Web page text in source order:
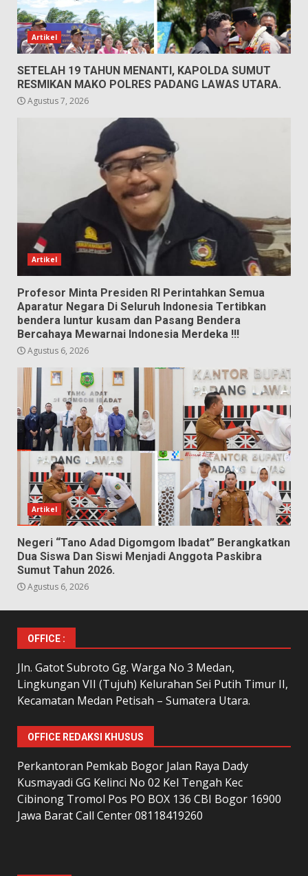
Artikel
SETELAH 19 TAHUN MENANTI, KAPOLDA SUMUT
RESMIKAN MAKO POLRES PADANG LAWAS UTARA.
Agustus 7, 2026
Artikel
Profesor Minta Presiden RI Perintahkan Semua
Aparatur Negara Di Seluruh Indonesia Tertibkan
bendera luntur kusam dan Pasang Bendera
Bercahaya Mewarnai Indonesia Merdeka !!!
Agustus 6, 2026
Artikel
Negeri “Tano Adad Digomgom Ibadat” Berangkatkan
Dua Siswa Dan Siswi Menjadi Anggota Paskibra
Sumut Tahun 2026.
Agustus 6, 2026
OFFICE :
Jln. Gatot Subroto Gg. Warga No 3 Medan,
Lingkungan VII (Tujuh) Kelurahan Sei Putih Timur II,
Kecamatan Medan Petisah – Sumatera Utara.
OFFICE REDAKSI KHUSUS
Perkantoran Pemkab Bogor Jalan Raya Dady
Kusmayadi GG Kelinci No 02 Kel Tengah Kec
Cibinong Tromol Pos PO BOX 136 CBI Bogor 16900
Jawa Barat Call Center 08118419260